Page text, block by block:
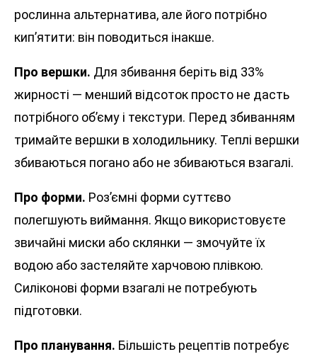
рослинна альтернатива, але його потрібно
кип’ятити: він поводиться інакше.
Про вершки. Для збивання беріть від 33%
жирності — менший відсоток просто не дасть
потрібного об’єму і текстури. Перед збиванням
тримайте вершки в холодильнику. Теплі вершки
збиваються погано або не збиваються взагалі.
Про форми. Роз’ємні форми суттєво
полегшують виймання. Якщо використовуєте
звичайні миски або склянки — змочуйте їх
водою або застеляйте харчовою плівкою.
Силіконові форми взагалі не потребують
підготовки.
Про планування. Більшість рецептів потребує